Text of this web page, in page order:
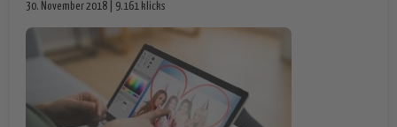
30. November 2018 | 9.161 klicks